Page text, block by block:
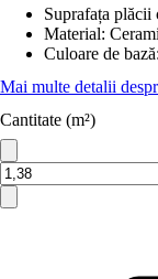
Suprafața plăcii
Material:
Culoare de bază:
Mai multe detalii
Cantitate (m²)